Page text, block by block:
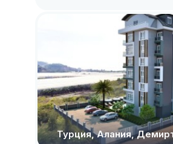
Турция, Алания,